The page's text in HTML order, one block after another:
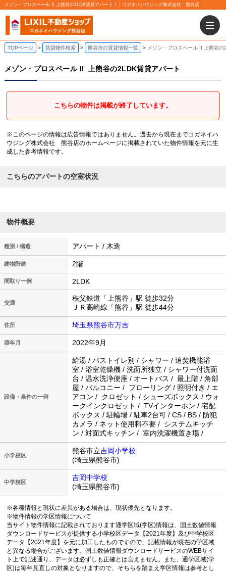
メゾン・プロスペール II 上熊谷の2LDK賃貸アパート！｜コガネイハウジング株式会社 熊谷店
TOPページ 賃貸物件検索 熊谷市の賃貸情報一覧 メゾン・プロスペール II 上熊谷
メゾン・プロスペール II 上熊谷の2LDK賃貸アパート
こちらの物件は掲載が終了しています。
※このページの情報は広告情報ではありません。過去から現在までコガネイハ
ウジング株式会社 熊谷店のホームぺージに掲載されていた物件情報を元に生
成した参考情報です。
こちらのアパートの空室状況
物件概要
種別 / 構造 アパート / 木造
建物階建 2階
間取り一例 2LDK
交通
秩父鉄道「上熊谷」駅 徒歩32分
ＪＲ高崎線「熊谷」駅 徒歩44分
住所 埼玉県熊谷市万吉
築年月 2022年9月
設備・条件の一例
給湯 / バストイレ別 / シャワー / 追焚機能浴
室 / 浴室乾燥機 / 洗面所独立 / シャワー付洗面
台 / 温水洗浄便座 / オートバス / 最上階 / 角部
屋 / バルコニー / フローリング / 照明付き / エ
アコン / クロゼット / シューズボックス / ウォ
ークインクロゼット / TVインターホン / 宅配
ボックス / 駐輪場 / 駐車2台可 / CS / BS / 防犯
カメラ / ネット使用料不要 / システムキッチ
ン / 対面式キッチン / 室内洗濯機置き場 /
小学校区
熊谷市立吉岡小学校
(埼玉県熊谷市)
中学校区
吉岡中学校
(埼玉県熊谷市)
※各種情報と現状に差異がある場合は、現状優先となります。
※物件情報の学区情報について
当サイト物件情報に記載されております通学区域(学区)情報は、国土数値情報
ダウンロードサービスが提供する小学校区データ【2021年度】及び中学校区
データ【2021年度】を元に加工したものですので、記載情報が現在の学区域
と異なる場合がございます。国土数値情報ダウンロードサービスのWEBサイ
ト上で記述通り、データは必ずしも正確とは言えません。また、通学区域(学
区)は毎年見直しの対象となりますので、そちらを踏まえ学区情報は参考とし